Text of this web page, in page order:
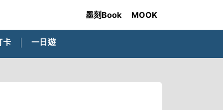
墨刻Book MOOK
卡 一日遊